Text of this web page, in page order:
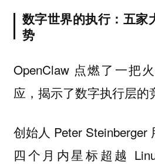
数字世界的执行：五家
势
OpenClaw 点燃了一把
应，揭示了数字执行层的
创始人 Peter Steinberger
四个月内星标超越